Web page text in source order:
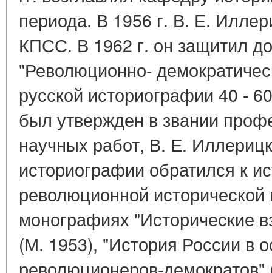
периода. В 1956 г. В. Е.
КПСС. В 1962 г. он защитил
"Революционно-
русской историографии 40 -
был утвержден в звании
научных работ, В. Е.
историографии обратился к
революционной
монографиях "Исторические
(М. 1953), "История России в